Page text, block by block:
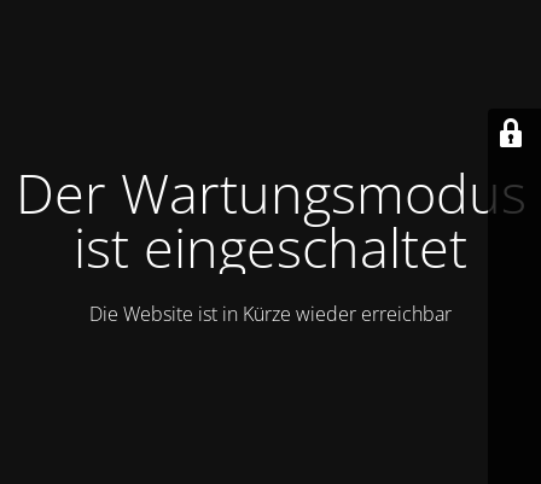
Der Wartungsmodus
ist eingeschaltet
Die Website ist in Kürze wieder erreichbar